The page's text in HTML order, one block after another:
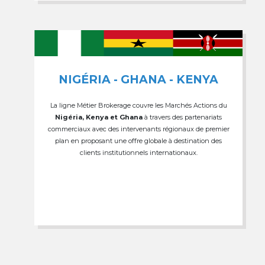
NIGÉRIA - GHANA - KENYA
La ligne Métier Brokerage couvre les Marchés Actions du
Nigéria, Kenya et Ghana à travers des partenariats
commerciaux avec des intervenants régionaux de premier
plan en proposant une offre globale à destination des
clients institutionnels internationaux.